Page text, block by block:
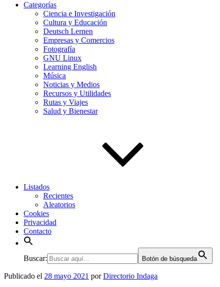
Categorías
Ciencia e Investigación
Cultura y Educación
Deutsch Lernen
Empresas y Comercios
Fotografía
GNU Linux
Learning English
Música
Noticias y Medios
Recursos y Utilidades
Rutas y Viajes
Salud y Bienestar
Listados
Recientes
Aleatorios
Cookies
Privacidad
Contacto
Buscar: Botón de búsqueda
Publicado el 28 mayo 2021 porDirectorio Indaga